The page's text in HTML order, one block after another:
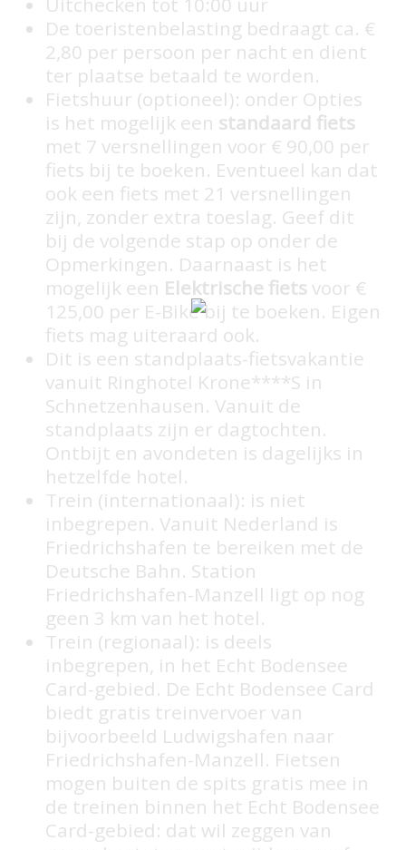
De toeristenbelasting bedraagt ca. €
2,80 per persoon per nacht en dient
ter plaatse betaald te worden.
Fietshuur (optioneel): onder Opties
is het mogelijk een standaard fiets
met 7 versnellingen voor € 90,00 per
fiets bij te boeken. Eventueel kan dat
ook een fiets met 21 versnellingen
zijn, zonder extra toeslag. Geef dit
bij de volgende stap op onder de
Opmerkingen. Daarnaast is het
mogelijk een Elektrische fiets voor €
125,00 per E-Bike bij te boeken. Eigen
fiets mag uiteraard ook.
Dit is een standplaats-fietsvakantie
vanuit Ringhotel Krone****S in
Schnetzenhausen. Vanuit de
standplaats zijn er dagtochten.
Ontbijt en avondeten is dagelijks in
hetzelfde hotel.
Trein (internationaal): is niet
inbegrepen. Vanuit Nederland is
Friedrichshafen te bereiken met de
Deutsche Bahn. Station
Friedrichshafen-Manzell ligt op nog
geen 3 km van het hotel.
Trein (regionaal): is deels
inbegrepen, in het Echt Bodensee
Card-gebied. De Echt Bodensee Card
biedt gratis treinvervoer van
bijvoorbeeld Ludwigshafen naar
Friedrichshafen-Manzell. Fietsen
mogen buiten de spits gratis mee in
de treinen binnen het Echt Bodensee
Card-gebied: dat wil zeggen van